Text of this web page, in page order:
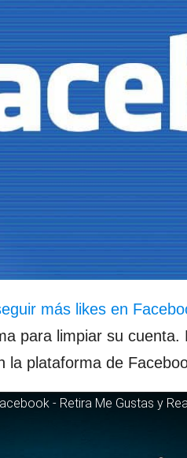
más likes en
para limpiar su cuenta.
la plataforma de
- Retira Me Gustas y